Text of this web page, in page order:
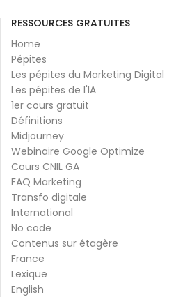
RESSOURCES GRATUITES
Home
Pépites
Les pépites du Marketing Digital
Les pépites de l'IA
1er cours gratuit
Définitions
Midjourney
Webinaire Google Optimize
Cours CNIL GA
FAQ Marketing
Transfo digitale
International
No code
Contenus sur étagère
France
Lexique
English